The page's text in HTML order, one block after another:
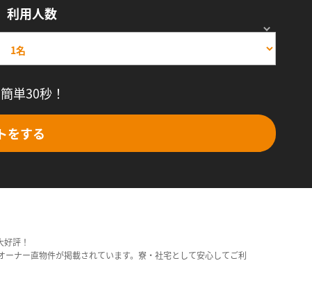
利用人数
単30秒！
をする
評！
ナー直物件が掲載されています。寮・社宅として安心してご利